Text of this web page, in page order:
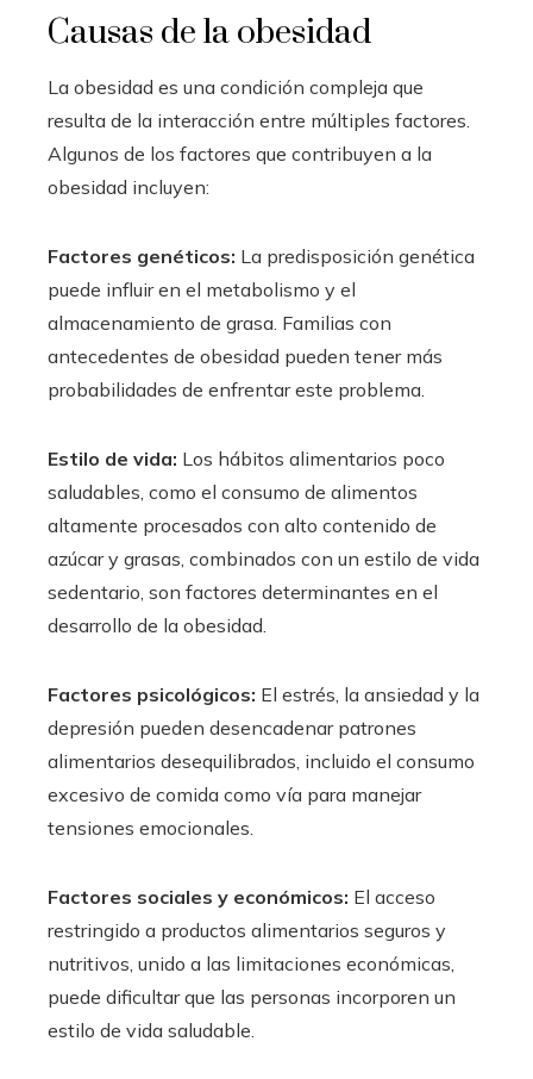
Causas de la obesidad
La obesidad es una condición compleja que
resulta de la interacción entre múltiples factores.
Algunos de los factores que contribuyen a la
obesidad incluyen:
Factores genéticos: La predisposición genética
puede influir en el metabolismo y el
almacenamiento de grasa. Familias con
antecedentes de obesidad pueden tener más
probabilidades de enfrentar este problema.
Estilo de vida: Los hábitos alimentarios poco
saludables, como el consumo de alimentos
altamente procesados con alto contenido de
azúcar y grasas, combinados con un estilo de vida
sedentario, son factores determinantes en el
desarrollo de la obesidad.
Factores psicológicos: El estrés, la ansiedad y la
depresión pueden desencadenar patrones
alimentarios desequilibrados, incluido el consumo
excesivo de comida como vía para manejar
tensiones emocionales.
Factores sociales y económicos: El acceso
restringido a productos alimentarios seguros y
nutritivos, unido a las limitaciones económicas,
puede dificultar que las personas incorporen un
estilo de vida saludable.